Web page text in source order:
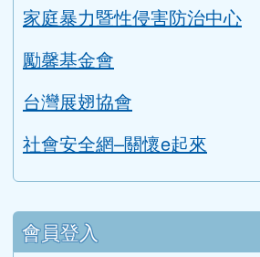
家庭暴力暨性侵害防治中心
勵馨基金會
台灣展翅協會
社會安全網–關懷e起來
會員登入